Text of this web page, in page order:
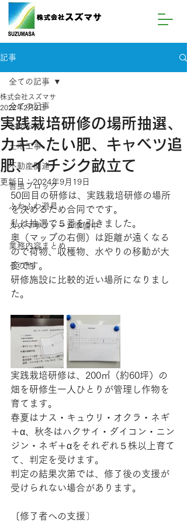
記事
全ての記事
お知らせ
土木工事
不動産関連
害虫ブロック
ふわふわ遊具
スズマサファーム準備中
業務内容まとめ
その他
全ての記事
実践栽培研修の場所抽選、
カキへたい肥、キャベツ追
肥、イチジク畝立て
株式会社スズマサ
2022年2月2日
更新日：2024年9月19日
50回目の研修は、実践栽培研修の場所
を決めるため合同でです。
私は抽選で５番を引きました。
奥（マップの右側）は距離が遠くなる
ので荷物、収穫物、水やりの移動が大
変です。
研修施設に比較的近い場所になりまし
た。
実践栽培研修は、200㎡（約60坪）の
畑を研修生一人ひとりが管理し作物を
育てます。
春夏はナス・キュウリ・オクラ・ネギ
＋α、秋冬はハクサイ・ダイコン・ニン
ジン・ネギ＋αをそれぞれ５株以上育て
て、判定を受けます。
判定の結果次第では、修了後の支援が
受けられない場合があります。
〔修了者への支援〕